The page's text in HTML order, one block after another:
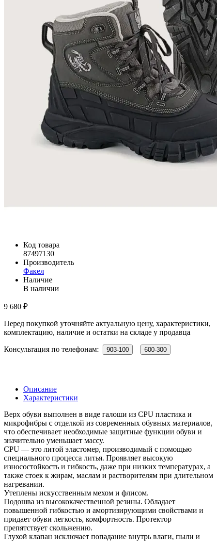
Код товара
87497130
Производитель
Факел
Наличие
В наличии
9 680 ₽
Перед покупкой уточняйте актуальную цену, характеристики,
комплектацию, наличие и остатки на складе у продавца
Консультация по телефонам: 903-100 600-300
Описание
Характеристики
Верх обуви выполнен в виде галоши из CPU пластика и
микрофибры с отделкой из современных обувных материалов,
что обеспечивает необходимые защитные функции обуви и
значительно уменьшает массу.
CPU — это литой эластомер, производимый с помощью
специального процесса литья. Проявляет высокую
износостойкость и гибкость, даже при низких температурах, а
также стоек к жирам, маслам и растворителям при длительном
нагревании.
Утеплены искусственным мехом и флисом.
Подошва из высококачественной резины. Обладает
повышенной гибкостью и амортизирующими свойствами и
придает обуви легкость, комфортность. Протектор
препятствует скольжению.
Глухой клапан исключает попадание внутрь влаги, пыли и